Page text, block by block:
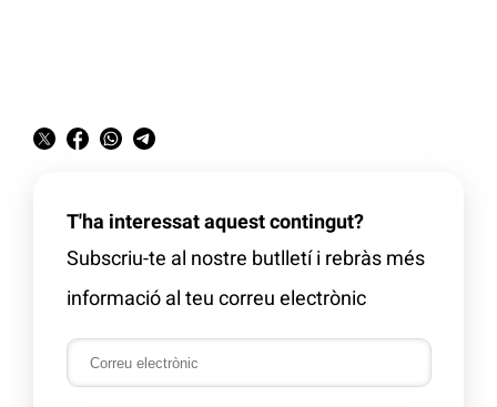
T'ha interessat aquest contingut?
Subscriu-te al nostre butlletí i rebràs més
informació al teu correu electrònic